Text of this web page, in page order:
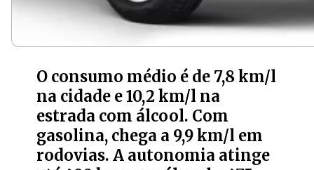
O consumo médio é de 7,8 km/l
na cidade e 10,2 km/l na
estrada com álcool. Com
gasolina, chega a 9,9 km/l em
rodovias. A autonomia atinge